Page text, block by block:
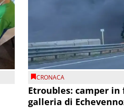
CRONACA
Etroubles: camper
galleria di